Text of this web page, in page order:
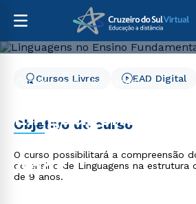
Cursos Livres
Educação
Linguagens no
Fundamental e
Anos
Cursos Livres EAD Digital
Objetivo do curso
O curso possibilitará a compreensão
do ensino de Linguagens na estrutura
de 9 anos.